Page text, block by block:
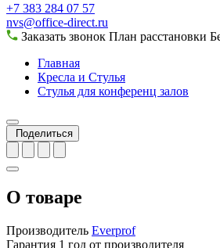
+7 383 284 07 57
nvs@office-direct.ru
Заказать звонок План расстановки
Главная
Кресла и Стулья
Стулья для конференц залов
Поделиться
О товаре
Производитель Everprof
Гарантия 1 год от производителя